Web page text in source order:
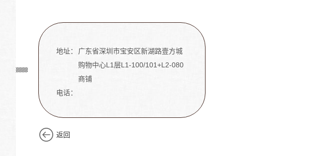
地址：
广东省深圳市宝安区新湖路壹方城
购物中心L1层L1-100/101+L2-080
商铺
电话：
返回